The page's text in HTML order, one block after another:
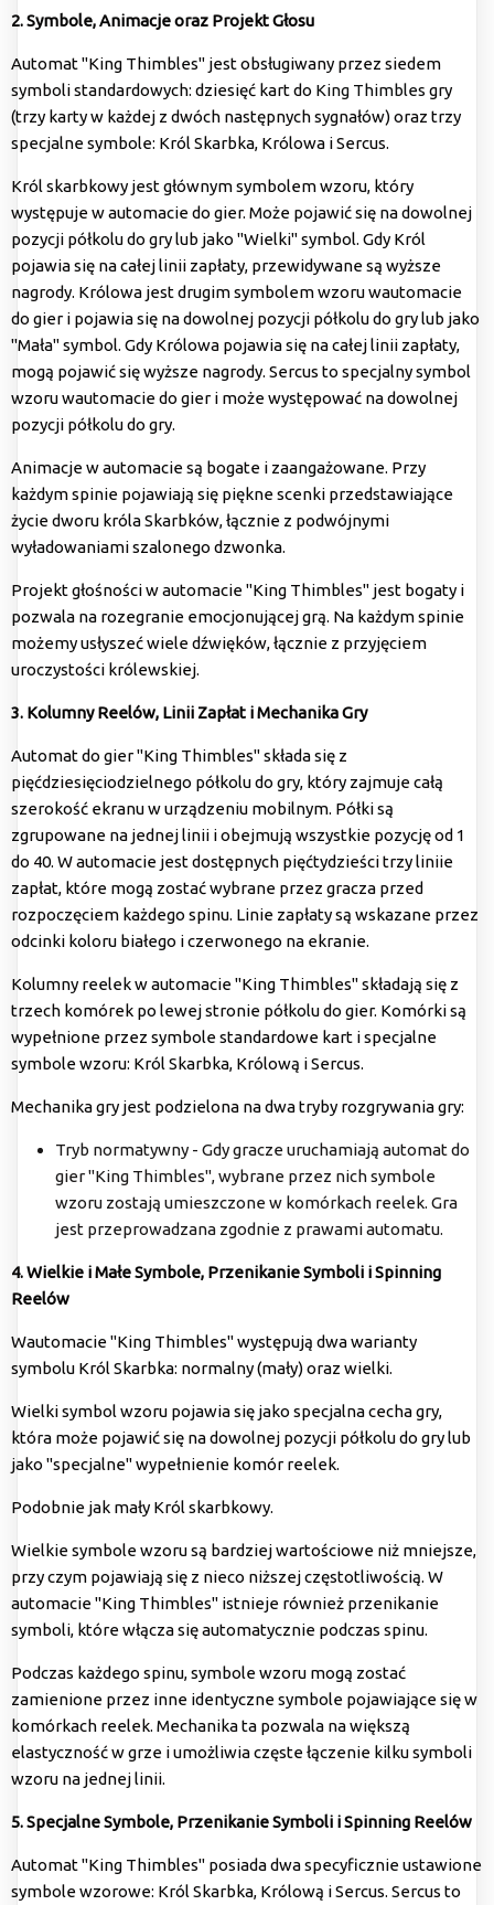
2. Symbole, Animacje oraz Projekt Głosu
Automat "King Thimbles" jest obsługiwany przez siedem
symboli standardowych: dziesięć kart do King Thimbles gry
(trzy karty w każdej z dwóch następnych sygnałów) oraz trzy
specjalne symbole: Król Skarbka, Królowa i Sercus.
Król skarbkowy jest głównym symbolem wzoru, który
występuje w automacie do gier. Może pojawić się na dowolnej
pozycji półkolu do gry lub jako "Wielki" symbol. Gdy Król
pojawia się na całej linii zapłaty, przewidywane są wyższe
nagrody. Królowa jest drugim symbolem wzoru wautomacie
do gier i pojawia się na dowolnej pozycji półkolu do gry lub jako
"Mała" symbol. Gdy Królowa pojawia się na całej linii zapłaty,
mogą pojawić się wyższe nagrody. Sercus to specjalny symbol
wzoru wautomacie do gier i może występować na dowolnej
pozycji półkolu do gry.
Animacje w automacie są bogate i zaangażowane. Przy
każdym spinie pojawiają się piękne scenki przedstawiające
życie dworu króla Skarbków, łącznie z podwójnymi
wyładowaniami szalonego dzwonka.
Projekt głośności w automacie "King Thimbles" jest bogaty i
pozwala na rozegranie emocjonującej grą. Na każdym spinie
możemy usłyszeć wiele dźwięków, łącznie z przyjęciem
uroczystości królewskiej.
3. Kolumny Reelów, Linii Zapłat i Mechanika Gry
Automat do gier "King Thimbles" składa się z
pięćdziesięciodzielnego półkolu do gry, który zajmuje całą
szerokość ekranu w urządzeniu mobilnym. Półki są
zgrupowane na jednej linii i obejmują wszystkie pozycję od 1
do 40. W automacie jest dostępnych pięćtydzieści trzy liniie
zapłat, które mogą zostać wybrane przez gracza przed
rozpoczęciem każdego spinu. Linie zapłaty są wskazane przez
odcinki koloru białego i czerwonego na ekranie.
Kolumny reelek w automacie "King Thimbles" składają się z
trzech komórek po lewej stronie półkolu do gier. Komórki są
wypełnione przez symbole standardowe kart i specjalne
symbole wzoru: Król Skarbka, Królową i Sercus.
Mechanika gry jest podzielona na dwa tryby rozgrywania gry:
Tryb normatywny - Gdy gracze uruchamiają automat do
gier "King Thimbles", wybrane przez nich symbole
wzoru zostają umieszczone w komórkach reelek. Gra
jest przeprowadzana zgodnie z prawami automatu.
4. Wielkie i Małe Symbole, Przenikanie Symboli i Spinning
Reelów
Wautomacie "King Thimbles" występują dwa warianty
symbolu Król Skarbka: normalny (mały) oraz wielki.
Wielki symbol wzoru pojawia się jako specjalna cecha gry,
która może pojawić się na dowolnej pozycji półkolu do gry lub
jako "specjalne" wypełnienie komór reelek.
Podobnie jak mały Król skarbkowy.
Wielkie symbole wzoru są bardziej wartościowe niż mniejsze,
przy czym pojawiają się z nieco niższej częstotliwością. W
automacie "King Thimbles" istnieje również przenikanie
symboli, które włącza się automatycznie podczas spinu.
Podczas każdego spinu, symbole wzoru mogą zostać
zamienione przez inne identyczne symbole pojawiające się w
komórkach reelek. Mechanika ta pozwala na większą
elastyczność w grze i umożliwia częste łączenie kilku symboli
wzoru na jednej linii.
5. Specjalne Symbole, Przenikanie Symboli i Spinning Reelów
Automat "King Thimbles" posiada dwa specyficznie ustawione
symbole wzorowe: Król Skarbka, Królową i Sercus. Sercus to